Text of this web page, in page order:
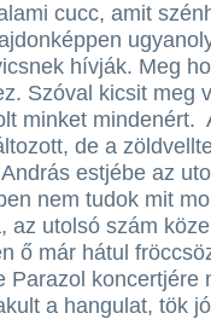
cucc, amit
hívják. Meg
Szóval kicsit meg
minket mindenért.
de a
estjébe az
nem tudok mit
az utolsó szám
ő már hátul
Parazol koncertjére
a hangulat, tök